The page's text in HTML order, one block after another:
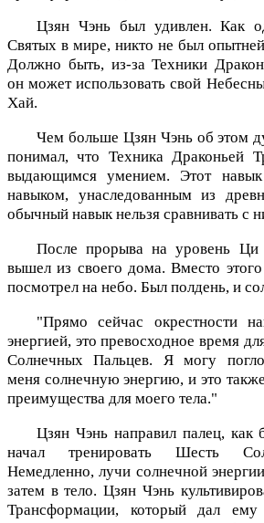
Цзян Чэнь был удивлен. Как
Святых в мире, никто не был опытней
Должно быть, из-за Техники
он может использовать свой
Хай.
Чем больше Цзян Чэнь об этом
понимал, что Техника Драконьей
выдающимся умением. Этот
навыком, унаследованным из
обычный навык нельзя сравнивать с
После прорыва на уровень
вышел из своего дома. Вместо
посмотрел на небо. Был полдень, и
"Прямо сейчас окрестности
энергией, это превосходное время
Солнечных Пальцев. Я могу
меня солнечную энергию, и это
преимущества для моего тела."
Цзян Чэнь направил палец, как
начал тренировать Шесть
Немедленно, лучи солнечной
затем в тело. Цзян Чэнь
Трансформации, который дал ему